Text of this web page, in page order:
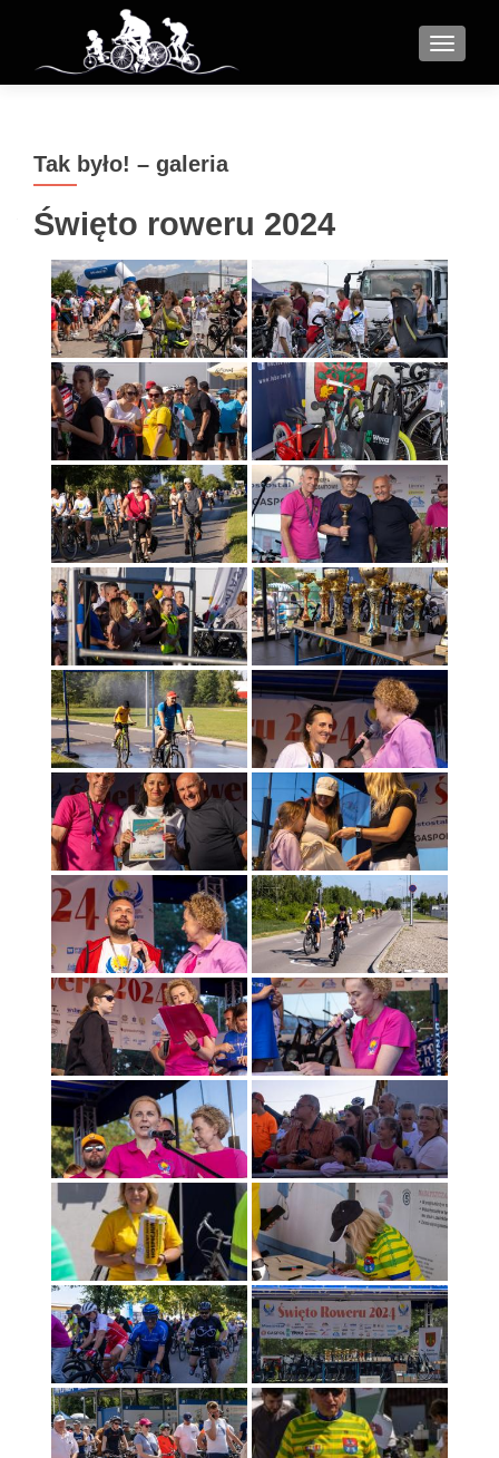
MENU
Tak było! – galeria
Święto roweru 2024